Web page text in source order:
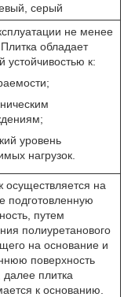
серый
не менее
обладает
устойчивостью к:
уровень
нагрузок.
осуществляется на
подготовленную
путем
полиуретанового
на основание и
поверхность
далее плитка
к основанию.